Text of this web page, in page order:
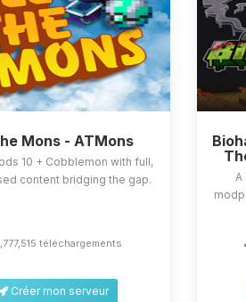
Mons - ATMons
10 + Cobblemon with full,
content bridging the gap.
téléchargements
Créer mon serveur
A